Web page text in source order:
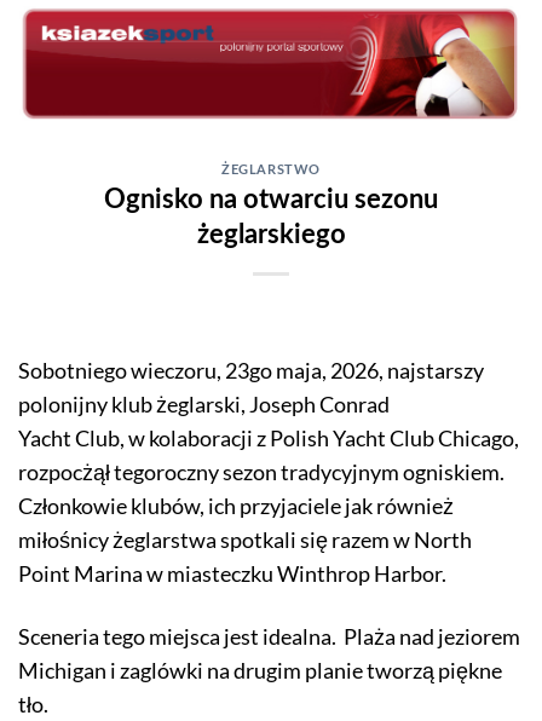
Skip
ŻEGLARSTWO
Ognisko na otwarciu sezonu
żeglarskiego
Sobotniego wieczoru, 23go maja, 2026, najstarszy
polonijny klub żeglarski, Joseph Conrad
Yacht Club, w kolaboracji z Polish Yacht Club Chicago,
rozpocżął tegoroczny sezon tradycyjnym ogniskiem.
Członkowie klubów, ich przyjaciele jak również
miłośnicy żeglarstwa spotkali się razem w North
Point Marina w miasteczku Winthrop Harbor.
Sceneria tego miejsca jest idealna. Plaża nad jeziorem
Michigan i zaglówki na drugim planie tworzą piękne
tło.